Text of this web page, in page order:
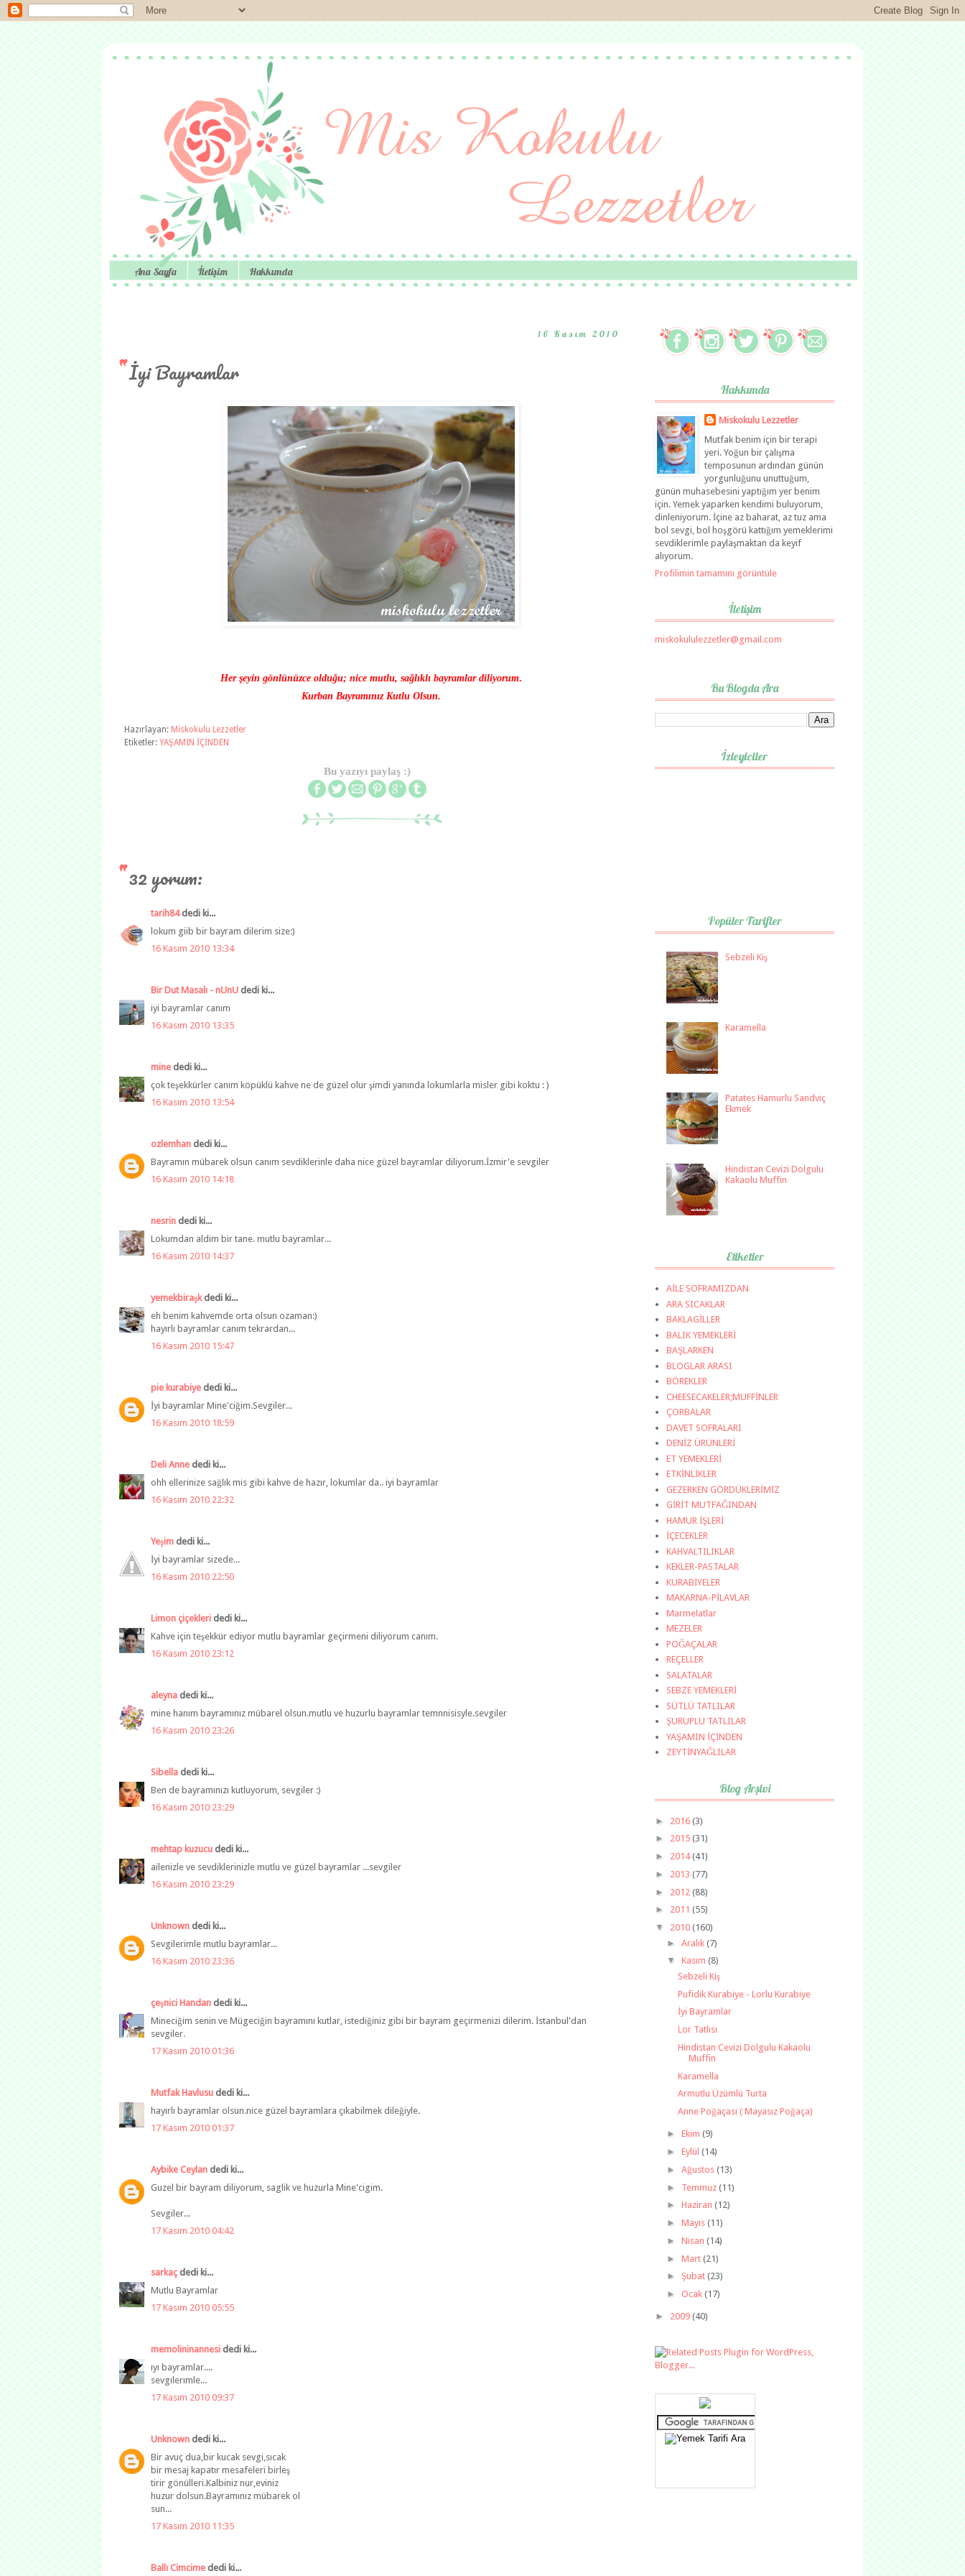
Ana Sayfa İletişim Hakkımda
16 Kasım 2010
İyi Bayramlar
Her şeyin gönlünüzce olduğu; nice mutlu, sağlıklı bayramlar diliyorum.
Kurban Bayramınız Kutlu Olsun.
Hazırlayan: Miskokulu Lezzetler
Etiketler: YAŞAMIN İÇİNDEN
Bu yazıyı paylaş :)
32 yorum:
tarih84dedi ki...
lokum giib bir bayram dilerim size:)
16 Kasım 2010 13:34
Bir Dut Masalı - nUnU dedi ki...
iyi bayramlar canım
16 Kasım 2010 13:35
mine dedi ki...
çok teşekkürler canım köpüklü kahve ne de güzel olur şimdi yanında lokumlarla misler gibi koktu : )
16 Kasım 2010 13:54
ozlemhan dedi ki...
Bayramın mübarek olsun canım sevdiklerinle daha nice güzel bayramlar diliyorum.İzmir'e sevgiler
16 Kasım 2010 14:18
nesrin dedi ki...
Lokumdan aldim bir tane. mutlu bayramlar...
16 Kasım 2010 14:37
yemekbiraşkdedi ki...
eh benim kahvemde orta olsun ozaman:)
hayırlı bayramlar canım tekrardan...
16 Kasım 2010 15:47
pie kurabiye dedi ki...
İyi bayramlar Mine'ciğim.Sevgiler...
16 Kasım 2010 18:59
Deli Anne dedi ki...
ohh ellerinize sağlık mis gibi kahve de hazır, lokumlar da.. iyi bayramlar
16 Kasım 2010 22:32
Yeşim dedi ki...
İyi bayramlar sizede...
16 Kasım 2010 22:50
Limon çiçekleri dedi ki...
Kahve için teşekkür ediyor mutlu bayramlar geçirmeni diliyorum canım.
16 Kasım 2010 23:12
aleyna dedi ki...
mine hanım bayramınız mübarel olsun.mutlu ve huzurlu bayramlar temnnisisyle.sevgiler
16 Kasım 2010 23:26
Sibella dedi ki...
Ben de bayramınızı kutluyorum, sevgiler :)
16 Kasım 2010 23:29
mehtap kuzucu dedi ki...
ailenizle ve sevdiklerinizle mutlu ve güzel bayramlar ...sevgiler
16 Kasım 2010 23:29
Unknown dedi ki...
Sevgilerimle mutlu bayramlar...
16 Kasım 2010 23:36
çeşnici Handan dedi ki...
Mineciğim senin ve Mügeciğin bayramını kutlar, istediğiniz gibi bir bayram geçirmenizi dilerim. İstanbul'dan
sevgiler.
17 Kasım 2010 01:36
Mutfak Havlusu dedi ki...
hayırlı bayramlar olsun.nice güzel bayramlara çıkabilmek dileğiyle.
17 Kasım 2010 01:37
Aybike Ceylan dedi ki...
Guzel bir bayram diliyorum, saglik ve huzurla Mine'cigim.
Sevgiler...
17 Kasım 2010 04:42
sarkaç dedi ki...
Mutlu Bayramlar
17 Kasım 2010 05:55
memolininannesi dedi ki...
ıyı bayramlar....
sevgılerımle...
17 Kasım 2010 09:37
Unknown dedi ki...
Bir avuç dua,bir kucak sevgi,sıcak
bir mesaj kapatır mesafeleri birleş
tirir gönülleri.Kalbiniz nur,eviniz
huzur dolsun.Bayramınız mübarek ol
sun...
17 Kasım 2010 11:35
Ballı Cimcime dedi ki...
Hakkımda
Miskokulu Lezzetler
Mutfak benim için bir terapi
yeri. Yoğun bir çalışma
temposunun ardından günün
yorgunluğunu unuttuğum,
günün muhasebesini yaptığım yer benim
için. Yemek yaparken kendimi buluyorum,
dinleniyorum. İçine az baharat, az tuz ama
bol sevgi, bol hoşgörü kattığım yemeklerimi
sevdiklerimle paylaşmaktan da keyif
alıyorum.
Profilimin tamamını görüntüle
İletişim
miskokululezzetler@gmail.com
Bu Blogda Ara
İzleyiciler
Popüler Tarifler
Sebzeli Kiş
Karamella
Patates Hamurlu Sandviç
Ekmek
Hindistan Cevizi Dolgulu
Kakaolu Muffin
Etiketler
AİLE SOFRAMIZDAN
ARA SICAKLAR
BAKLAGİLLER
BALIK YEMEKLERİ
BAŞLARKEN
BLOGLAR ARASI
BÖREKLER
CHEESECAKELER;MUFFİNLER
ÇORBALAR
DAVET SOFRALARI
DENİZ ÜRÜNLERİ
ET YEMEKLERİ
ETKİNLİKLER
GEZERKEN GÖRDÜKLERİMİZ
GİRİT MUTFAĞINDAN
HAMUR İŞLERİ
İÇECEKLER
KAHVALTILIKLAR
KEKLER-PASTALAR
KURABİYELER
MAKARNA-PİLAVLAR
Marmelatlar
MEZELER
POĞAÇALAR
REÇELLER
SALATALAR
SEBZE YEMEKLERİ
SÜTLÜ TATLILAR
ŞURUPLU TATLILAR
YAŞAMIN İÇİNDEN
ZEYTİNYAĞLILAR
Blog Arşivi
► 2016 (3)
► 2015 (31)
► 2014(41)
► 2013 (77)
► 2012 (88)
► 2011 (55)
▼ 2010 (160)
► Aralık (7)
▼ Kasım (8)
Sebzeli Kiş
Pufidik Kurabiye - Lorlu Kurabiye
İyi Bayramlar
Lor Tatlısı
Hindistan Cevizi Dolgulu Kakaolu
Muffin
Karamella
Armutlu Üzümlü Turta
Anne Poğaçası ( Mayasız Poğaça)
► Ekim (9)
► Eylül (14)
► Ağustos (13)
► Temmuz (11)
► Haziran (12)
► Mayıs (11)
► Nisan (14)
► Mart (21)
► Şubat (23)
► Ocak (17)
► 2009 (40)